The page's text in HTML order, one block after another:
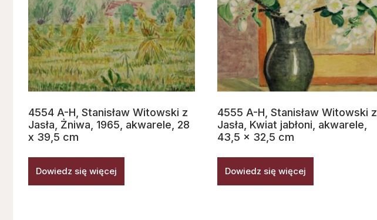
4554 A-H, Stanisław Witowski z
Jasła, Żniwa, 1965, akwarele, 28
x 39,5 cm
Dowiedz się więcej
4555 A-H, Stanisław Witowski z
Jasła, Kwiat jabłoni, akwarele,
43,5 x 32,5 cm
Dowiedz się więcej